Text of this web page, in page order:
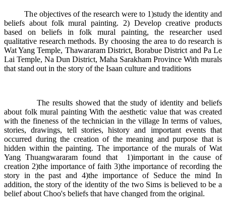
The objectives of the research were to 1)study the identity and
beliefs about folk mural painting. 2) Develop creative products
based on beliefs in folk mural painting, the researcher used
qualitative research methods. By choosing the area to do research is
Wat Yang Temple, Thawararam District, Borabue District and Pa Le
Lai Temple, Na Dun District, Maha Sarakham Province With murals
that stand out in the story of the Isaan culture and traditions
The results showed that the study of identity and beliefs
about folk mural painting With the aesthetic value that was created
with the fineness of the technician in the village In terms of values,
stories, drawings, tell stories, history and important events that
occurred during the creation of the meaning and purpose that is
hidden within the painting. The importance of the murals of Wat
Yang Thuangwararam found that 1)important in the cause of
creation 2)the importance of faith 3)the importance of recording the
story in the past and 4)the importance of Seduce the mind In
addition, the story of the identity of the two Sims is believed to be a
belief about Choo's beliefs that have changed from the original.